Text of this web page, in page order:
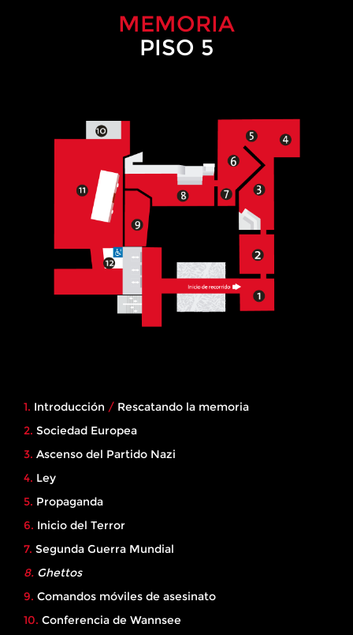
MEMORIA
PISO 5
1. Introducción / Rescatando la memoria
2. Sociedad Europea
3. Ascenso del Partido Nazi
4. Ley
5. Propaganda
6. Inicio del Terror
7. Segunda Guerra Mundial
8. Ghettos
9. Comandos móviles de asesinato
10. Conferencia de Wannsee